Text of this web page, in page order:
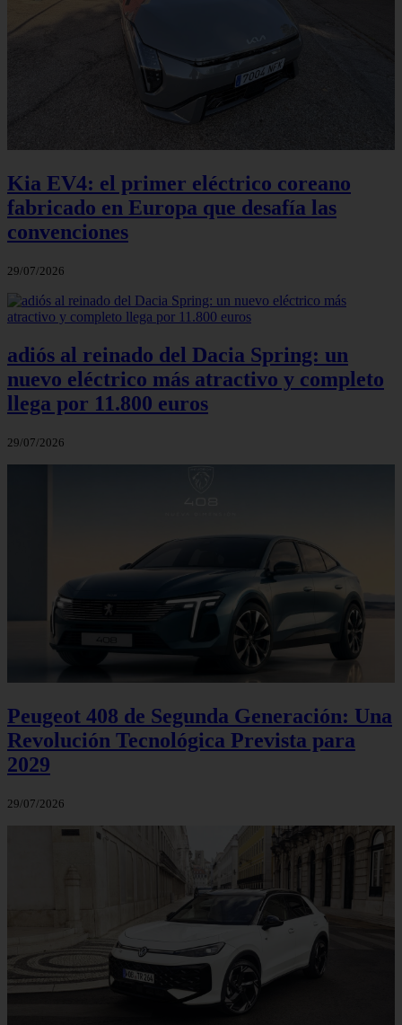
Kia EV4: el primer eléctrico coreano
fabricado en Europa que desafía las
convenciones
29/07/2026
adiós al reinado del Dacia Spring: un
nuevo eléctrico más atractivo y completo
llega por 11.800 euros
29/07/2026
Peugeot 408 de Segunda Generación: Una
Revolución Tecnológica Prevista para
2029
29/07/2026